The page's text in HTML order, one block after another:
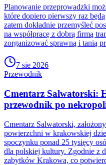
Planowanie przeprowadzki
które dopiero pierwszy raz
zatem dokładnie przemyśleć
na współpracę z dobrą firmą
zorganizować sprawną i tanią
7 sie 2026
Przewodnik
Cmentarz Salwatorski:
przewodnik po
Cmentarz Salwatorski,
powierzchni w krakowskiej
spoczynku ponad 25 tysięcy
dla polskiej kultury. Zgodnie z
zabytków Krakowa, co